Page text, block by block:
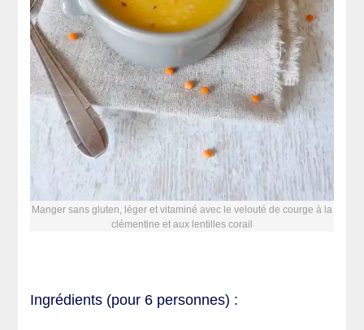
Manger sans gluten, léger et vitaminé avec le velouté de courge à la
clémentine et aux lentilles corail
Ingrédients (pour 6 personnes) :